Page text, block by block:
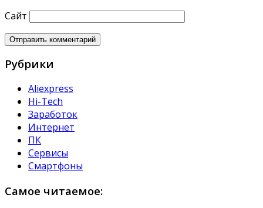
Сайт
Рубрики
Aliexpress
Hi-Tech
Заработок
Интернет
ПК
Сервисы
Смартфоны
Самое читаемое: